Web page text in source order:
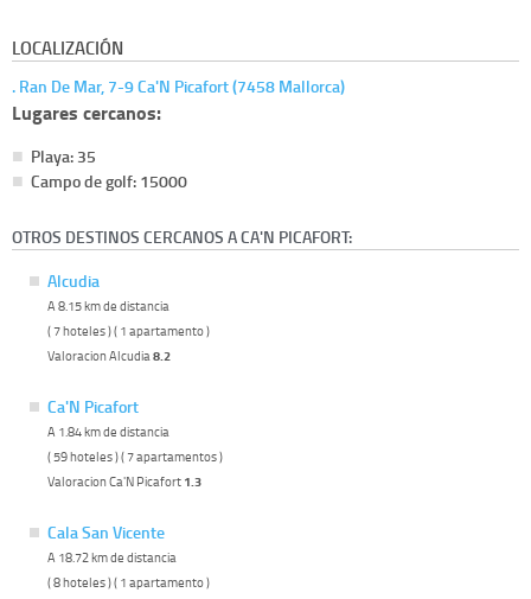
LOCALIZACIÓN
. Ran De Mar, 7-9 Ca'N Picafort (7458 Mallorca)
Lugares cercanos:
Playa: 35
Campo de golf: 15000
OTROS DESTINOS CERCANOS A CA'N PICAFORT:
Alcudia
A 8.15 km de distancia
( 7 hoteles ) ( 1 apartamento )
Valoracion Alcudia 8.2
Ca'N Picafort
A 1.84 km de distancia
( 59 hoteles ) ( 7 apartamentos )
Valoracion Ca'N Picafort 1.3
Cala San Vicente
A 18.72 km de distancia
( 8 hoteles ) ( 1 apartamento )